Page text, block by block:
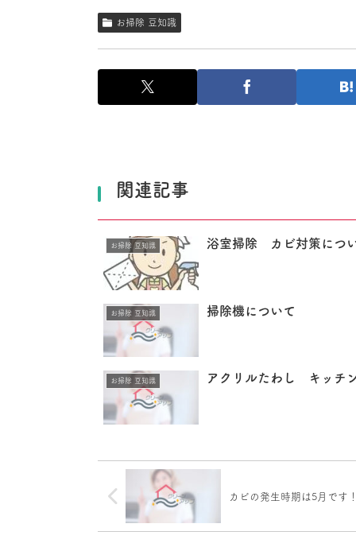
お掃除 豆知識
関連記事
お掃除 豆知識 浴室掃除 カビ対策につ
お掃除 豆知識 掃除機について
お掃除 豆知識 アクリルたわし キッチ
カビの発生時期は5月です！